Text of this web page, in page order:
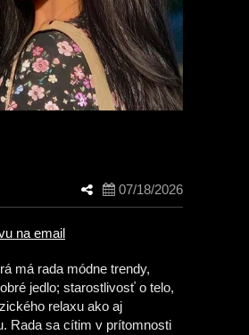
07/18/2026
na email
má rada módne trendy,
jedlo; starostlivosť o telo,
relaxu ako aj
Rada sa cítim v prítomnosti